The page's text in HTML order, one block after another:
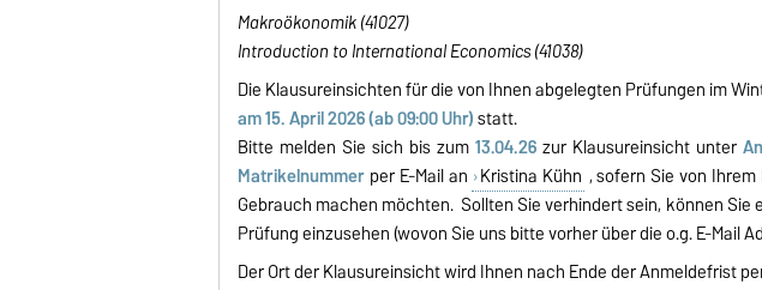
Makroökonomik (41027)
Introduction to International Economics(41038)
Die Klausureinsichten für die von Ihnen abgelegten Prüfungen im
am 15. April 2026 (ab 09:00 Uhr)statt.
Bitte melden Sie sich bis zum13.04.26 zur Klausureinsicht unter
Matrikelnummer per E-Mail an Kristina Kühn , sofern Sie von
Gebrauch machen möchten. Sollten Sie verhindert sein, können
Prüfung einzusehen (wovon Sie uns bitte vorher über die o.g. E-Mail
Der Ort der Klausureinsicht wird Ihnen nach Ende der Anmeldefrist